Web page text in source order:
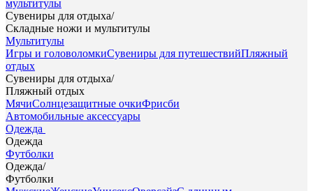
мультитулы
Сувениры для отдыха/
Складные ножи и мультитулы
Мультитулы
Игры и головоломкиСувениры для путешествийПляжный
отдых
Сувениры для отдыха/
Пляжный отдых
МячиСолнцезащитные очкиФрисби
Автомобильные аксессуары
Одежда
Одежда
Футболки
Одежда/
Футболки